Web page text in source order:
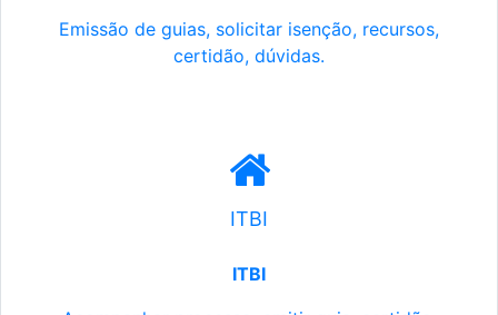
Emissão de guias, solicitar isenção, recursos,
certidão, dúvidas.
ITBI
ITBI